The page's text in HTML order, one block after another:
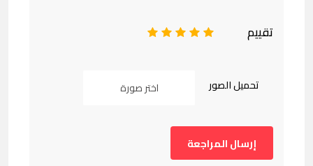
تقييم 5
4
3
2
تحميل الصور اختر صورة